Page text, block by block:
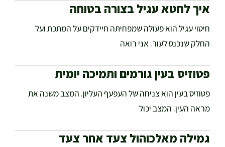
איך לחטא עגיל בצורה בטוחה
חיטוי עגיל הוא פעולה שמפחיתה חיידקים על המתכת ועל
החלק שנכנס לעור. אני רואה
פטוזיס בעין גורמים ותמיכה יומית
פטוזיס בעין הוא צניחה של העפעף העליון. המצב משנה את
מראה העין. המצב יכול
גמילה מאלכוהול צעד אחר צעד